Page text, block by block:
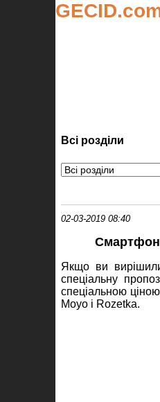
Всі розділи
02-03-2019 08:40
Смартфон
Якщо ви
спеціальну
спеціальною
Moyo і Rozetka.